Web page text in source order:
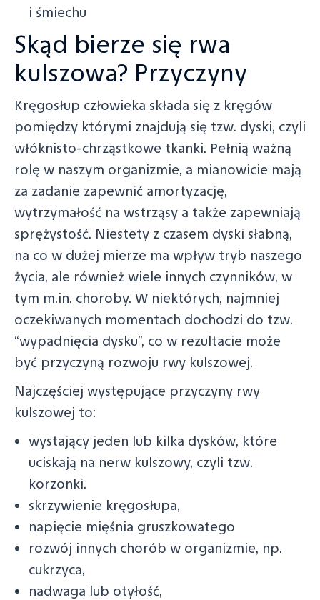
i śmiechu
Skąd bierze się rwa
kulszowa? Przyczyny
Kręgosłup człowieka składa się z kręgów
pomiędzy którymi znajdują się tzw. dyski, czyli
włóknisto-chrząstkowe tkanki. Pełnią ważną
rolę w naszym organizmie, a mianowicie mają
za zadanie zapewnić amortyzację,
wytrzymałość na wstrząsy a także zapewniają
sprężystość. Niestety z czasem dyski słabną,
na co w dużej mierze ma wpływ tryb naszego
życia, ale również wiele innych czynników, w
tym m.in. choroby. W niektórych, najmniej
oczekiwanych momentach dochodzi do tzw.
“wypadnięcia dysku”, co w rezultacie może
być przyczyną rozwoju rwy kulszowej.
Najczęściej występujące przyczyny rwy
kulszowej to:
wystający jeden lub kilka dysków, które
uciskają na nerw kulszowy, czyli tzw.
korzonki.
skrzywienie kręgosłupa,
napięcie mięśnia gruszkowatego
rozwój innych chorób w organizmie, np.
cukrzyca,
nadwaga lub otyłość,